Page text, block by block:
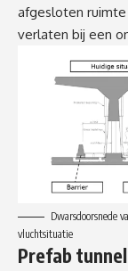
afgesloten
verlaten bij een
Dwarsdoorsnede
vluchtsituatie
Prefab